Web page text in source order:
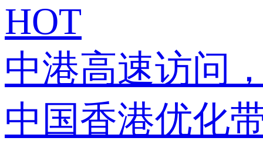
HOT
中港高速访问
中国香港优化